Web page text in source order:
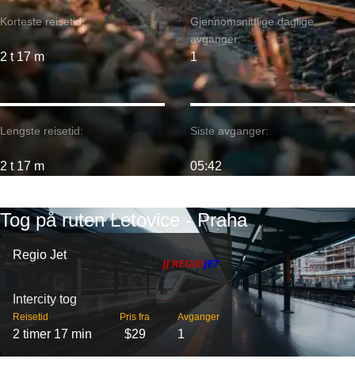
Korteste reisetid:
2 t 17 m
Lengste reisetid:
2 t 17 m
Gjennomsnittlige daglige
avganger:
1
Siste avganger:
05:42
Tog på ruten Letovice - Praha
Regio Jet
Intercity tog
Reisetid
2 timer 17 min
Pris fra
$29
Avganger
1